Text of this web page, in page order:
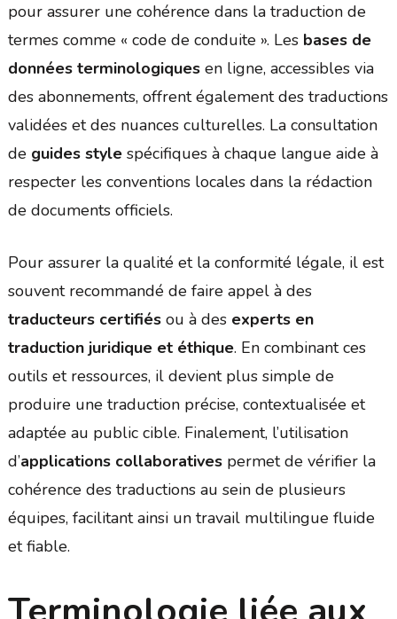
pour assurer une cohérence dans la traduction de
termes comme « code de conduite ». Les bases de
données terminologiquesen ligne, accessibles via
des abonnements, offrent également des traductions
validées et des nuances culturelles. La consultation
de guides stylespécifiques à chaque langue aide à
respecter les conventions locales dans la rédaction
de documents officiels.
Pour assurer la qualité et la conformité légale, il est
souvent recommandé de faire appel à des
traducteurs certifiésou à des experts en
traduction juridique et éthique. En combinant ces
outils et ressources, il devient plus simple de
produire une traduction précise, contextualisée et
adaptée au public cible. Finalement, l’utilisation
d’applications collaborativespermet de vérifier la
cohérence des traductions au sein de plusieurs
équipes, facilitant ainsi un travail multilingue fluide
et fiable.